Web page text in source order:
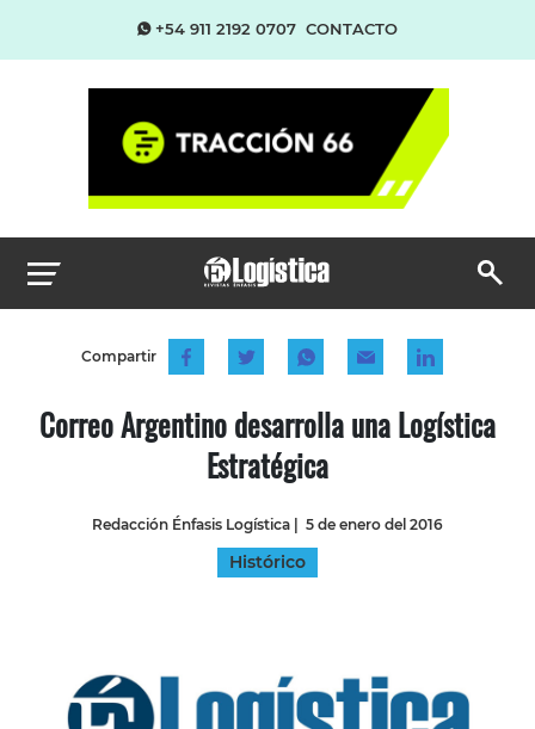
+54 911 2192 0707 CONTACTO
Compartir
Correo Argentino desarrolla una Logística
Estratégica
Redacción Énfasis Logística | 5 de enero del 2016
Histórico